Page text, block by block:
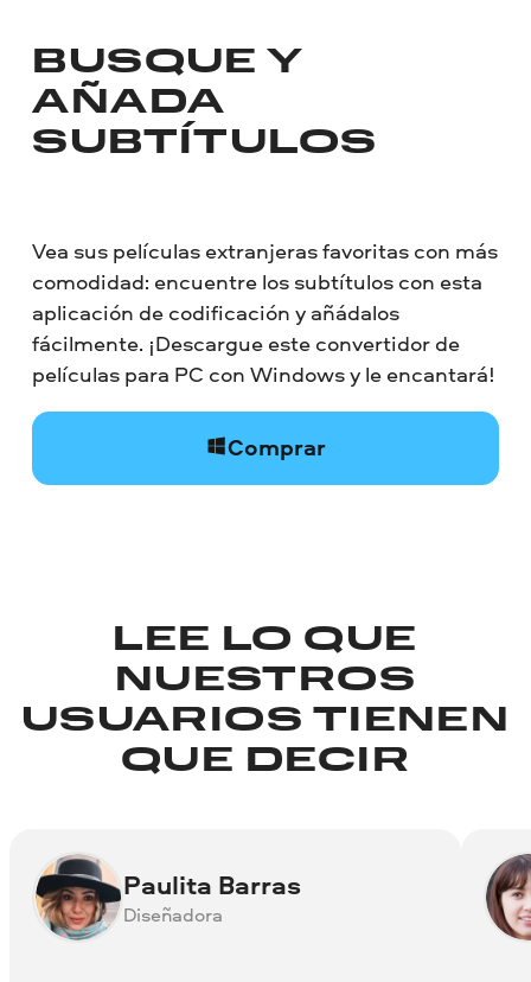
BUSQUE Y
AÑADA
SUBTÍTULOS
Vea sus películas extranjeras favoritas con más
comodidad: encuentre los subtítulos con esta
aplicación de codificación y añádalos
fácilmente. ¡Descargue este convertidor de
películas para PC con Windows y le encantará!
Comprar
LEE LO QUE
NUESTROS
USUARIOS TIENEN
QUE DECIR
Paulita Barras
Diseñadora